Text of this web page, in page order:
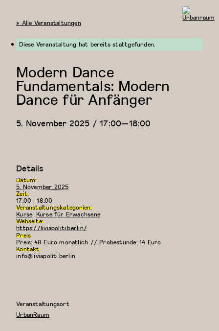
« Alle Veranstaltungen
Diese Veranstaltung hat bereits stattgefunden.
Modern Dance
Fundamentals: Modern
Dance für Anfänger
5. November 2025 / 17:00—18:00
Details
Datum:
5. November 2025
Zeit:
17:00—18:00
Veranstaltungskategorien:
Kurse, Kurse für Erwachsene
Webseite:
https://liviapoliti.berlin/
Veranstaltungsort
UrbanRaum
Preis
Preis: 48 Euro monatlich // Probestunde: 14 Euro
Kontakt
info@liviapoliti.berlin